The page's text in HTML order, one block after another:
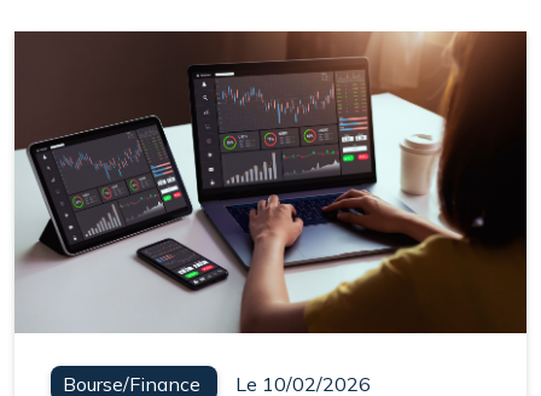
Bourse/Finance Le 10/02/2026